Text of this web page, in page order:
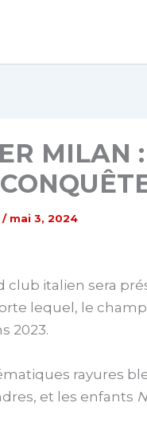
MILAN
/ mai 3, 2024
club italien sera
lequel, le
2023.
rayures
et les enfants